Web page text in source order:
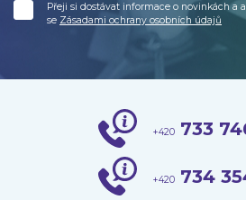
Přeji si dostávat informace o novinkách a
se Zásadami ochrany osobních údajů
+420 733
+420 734